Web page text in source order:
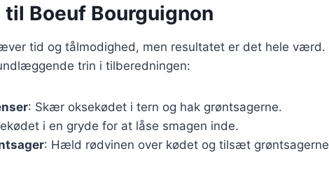
Boeuf Bourguignon
tid og tålmodighed, men resultatet er det hele værd.
trin i tilberedningen:
: Skær oksekødet i tern og hak grøntsagerne.
i en gryde for at låse smagen inde.
: Hæld rødvinen over kødet og tilsæt grøntsagerne